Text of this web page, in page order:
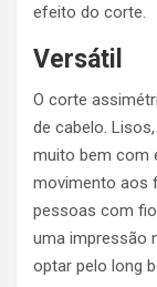
efeito do corte.
Versátil
O corte
de cabelo.
muito bem com
movimento aos
pessoas com
uma impressão
optar pelo long